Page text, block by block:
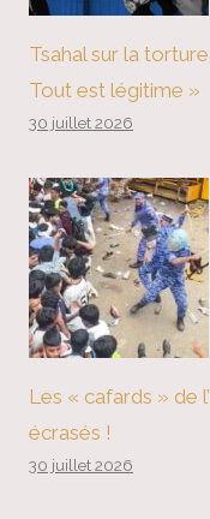
Tsahal sur la
Tout est légitime »
30 juillet 2026
Les « cafards » de
écrasés !
30 juillet 2026